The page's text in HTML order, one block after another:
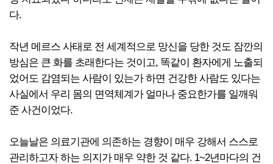
다.
작년 메르스 사태로 전 세계적으로 망신을 당한 것도 잠깐의
방심은 큰 화를 초래한다는 것이고, 똑같이 환자에게 노출되
었어도 감염되는 사람이 있는가 하면 건강한 사람도 있다는
사실에서 우리 몸의 면역체계가 얼마나 중요한가를 일깨워
준 사건이었다.
오늘날은 의료기관에 의존하는 경향이 매우 강해서 스스로
관리하고자 하는 의지가 매우 약한 것 같다. 1~2년마다의 건